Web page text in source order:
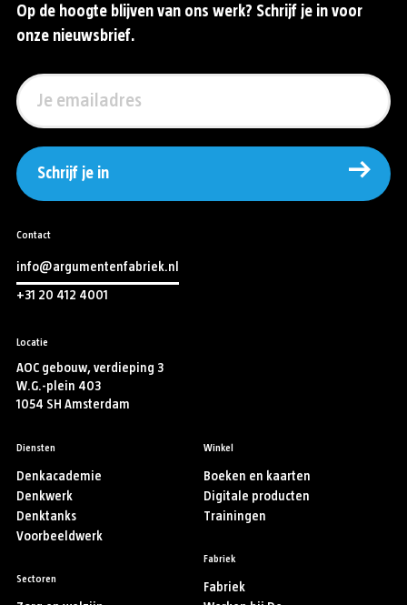
Op de hoogte blijven van ons werk? Schrijf je in voor
onze nieuwsbrief.
Schrijf je in
Contact
info@argumentenfabriek.nl
+31 20 412 4001
Locatie
AOC gebouw, verdieping 3
W.G.-plein 403
1054 SH Amsterdam
Diensten
Denkacademie
Denkwerk
Denktanks
Voorbeeldwerk
Sectoren
Winkel
Boeken en kaarten
Digitale producten
Trainingen
Fabriek
Fabriek